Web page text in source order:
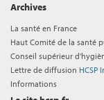
Archives
La santé en France
Haut Comité de la santé
Conseil supérieur
Lettre de diffusion HCSP
Informations